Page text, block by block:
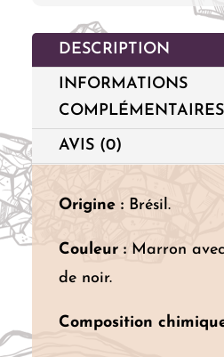
DESCRIPTION
INFORMATIONS
COMPLÉMENTAIRES
AVIS (0)
Origine :Brésil.
Couleur :Marron avec
de noir.
Composition